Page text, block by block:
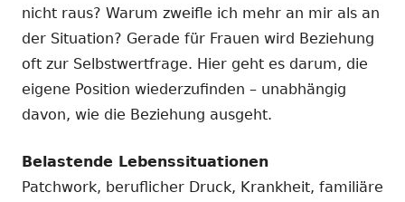
nicht raus? Warum zweifle ich mehr an mir als an
der Situation? Gerade für Frauen wird Beziehung
oft zur Selbstwertfrage. Hier geht es darum, die
eigene Position wiederzufinden – unabhängig
davon, wie die Beziehung ausgeht.
Belastende Lebenssituationen
Patchwork, beruflicher Druck, Krankheit, familiäre